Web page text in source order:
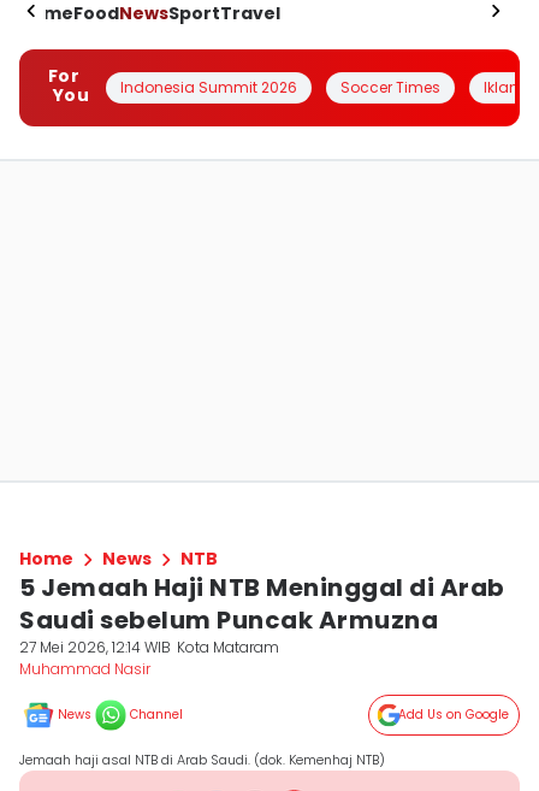
HomeFoodNewsSportTravel
For
You
Indonesia Summit 2026 Soccer Times Iklanin
Home News NTB
5 Jemaah Haji NTB Meninggal di Arab
Saudi sebelum Puncak Armuzna
27 Mei 2026, 12:14 WIB Kota Mataram
Muhammad Nasir
News Channel Add Us on Google
Jemaah haji asal NTB di Arab Saudi. (dok. Kemenhaj NTB)